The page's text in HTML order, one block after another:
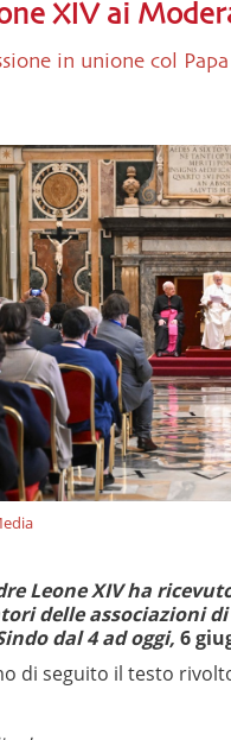
XIV ai
in unione col Papa
Leone XIV ha
delle associazioni
dal 4 ad oggi, 6
di seguito il testo